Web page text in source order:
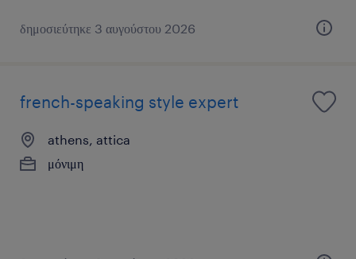
δημοσιεύτηκε 3 αυγούστου 2026
french-speaking style expert
athens, attica
μόνιμη